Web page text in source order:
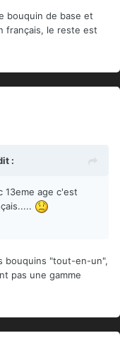
mer Intérieure et
bouquin de base et
français, le reste est
:
13eme age c'est
bouquins "tout-en-un",
pas une gamme